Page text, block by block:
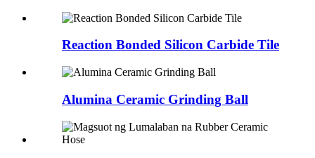
Reaction Bonded Silicon Carbide Tile
Alumina Ceramic Grinding Ball